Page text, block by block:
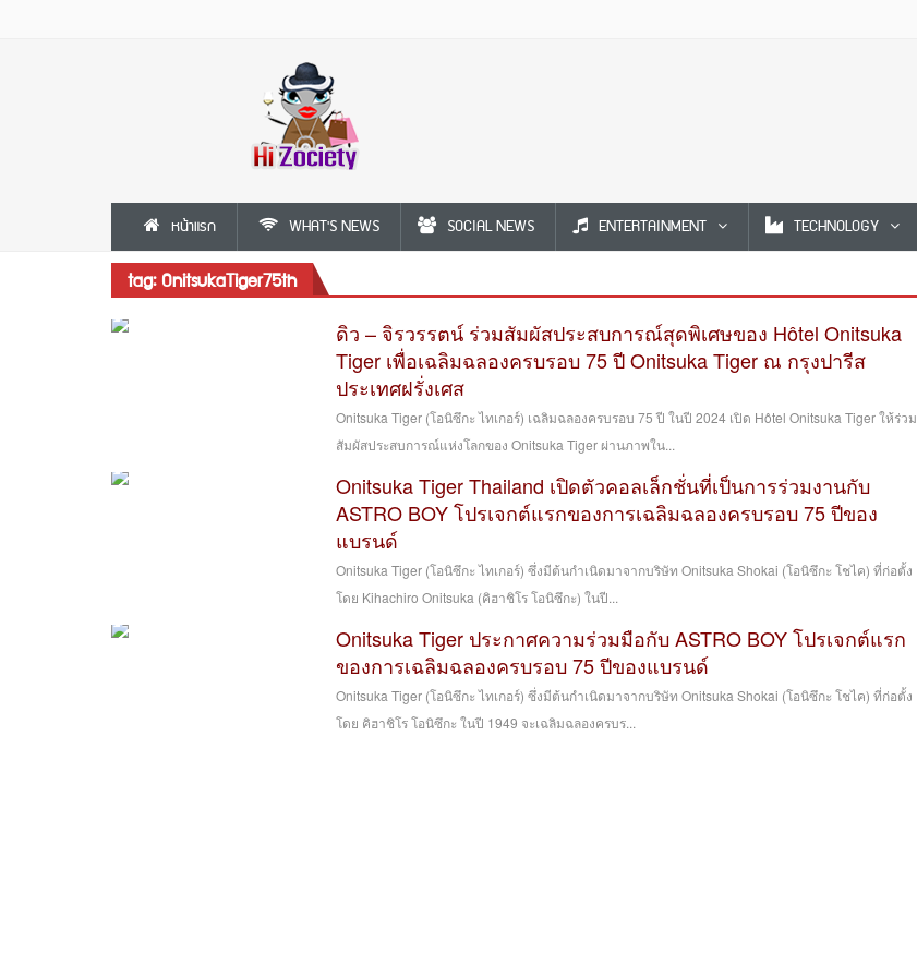
หน้าแรก WHAT'S NEWS SOCIAL NEWS ENTERTAINMENT TECHNOLOGY
tag: OnitsukaTiger75th
ดิว – จิรวรรตน์ ร่วมสัมผัสประสบการณ์สุดพิเศษของ Hôtel Onitsuka
Tiger เพื่อเฉลิมฉลองครบรอบ 75 ปี Onitsuka Tiger ณ กรุงปารีส
ประเทศฝรั่งเศส
Onitsuka Tiger (โอนิซึกะ ไทเกอร์) เฉลิมฉลองครบรอบ 75 ปี ในปี 2024 เปิด Hôtel Onitsuka Tiger ให้ร่วม
สัมผัสประสบการณ์แห่งโลกของ Onitsuka Tiger ผ่านภาพใน...
Onitsuka Tiger Thailand เปิดตัวคอลเล็กชั่นที่เป็นการร่วมงานกับ
ASTRO BOY โปรเจกต์แรกของการเฉลิมฉลองครบรอบ 75 ปีของ
แบรนด์
Onitsuka Tiger (โอนิซึกะ ไทเกอร์) ซึ่งมีต้นกำเนิดมาจากบริษัท Onitsuka Shokai (โอนิซึกะ โชไค) ที่ก่อตั้ง
โดย Kihachiro Onitsuka (คิฮาชิโร โอนิซึกะ) ในปี...
Onitsuka Tiger ประกาศความร่วมมือกับ ASTRO BOY โปรเจกต์แรก
ของการเฉลิมฉลองครบรอบ 75 ปีของแบรนด์
Onitsuka Tiger (โอนิซึกะ ไทเกอร์) ซึ่งมีต้นกำเนิดมาจากบริษัท Onitsuka Shokai (โอนิซึกะ โชไค) ที่ก่อตั้ง
โดย คิฮาชิโร โอนิซึกะ ในปี 1949 จะเฉลิมฉลองครบร...